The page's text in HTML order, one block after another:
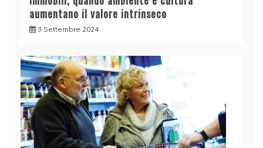
aumentano il valore intrinseco
3 Settembre 2024